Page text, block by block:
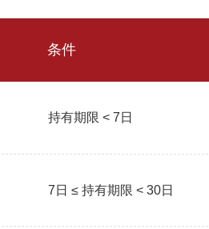
条件
持有期限 < 7日
7日 ≤ 持有期限 < 30日